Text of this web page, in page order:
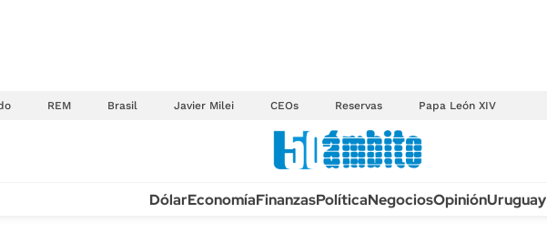
REM Brasil Javier Milei CEOs Reservas Papa León XIV
TECNOLOGÍA
DólarEconomíaFinanzasPolíticaNegociosOpiniónUruguay